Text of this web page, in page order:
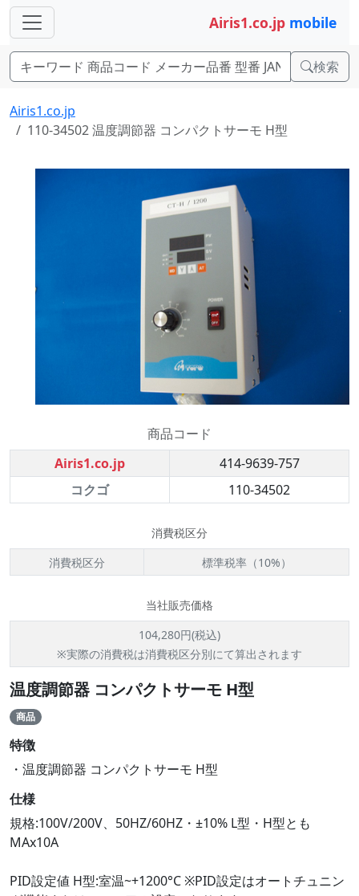
Airis1.co.jp mobile
検索
Airis1.co.jp
110-34502 温度調節器 コンパクトサーモ H型
商品コード
Airis1.co.jp
414-9639-757
コクゴ
110-34502
消費税区分
消費税区分
標準税率（10%）
当社販売価格
104,280円(税込)
※実際の消費税は消費税区分別にて算出されます
温度調節器 コンパクトサーモ H型
商品
特徴
・温度調節器 コンパクトサーモ H型
仕様
規格:100V/200V、50HZ/60HZ・±10% L型・H型とも
MAx10A
PID設定値 H型:室温~+1200°C ※PID設定はオートチュニン